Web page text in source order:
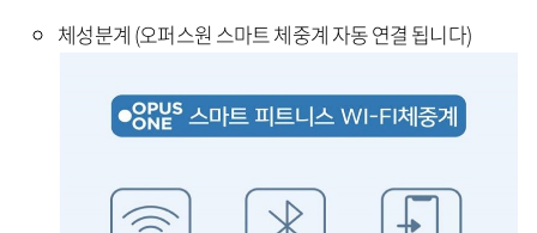
체성분계 (오퍼스원 스마트 체중계 자동 연결 됩니다)